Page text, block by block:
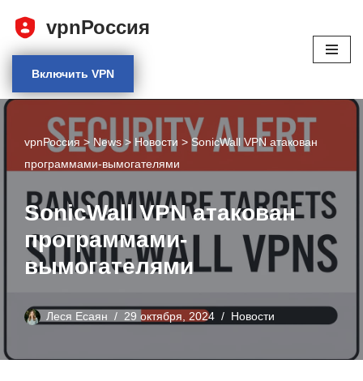
vpnРоссия
Включить VPN
vpnРоссия > News > Новости > SonicWall VPN атакован
программами-вымогателями
SonicWall VPN атакован
программами-
вымогателями
Леся Есаян 29 октября, 2024 Новости